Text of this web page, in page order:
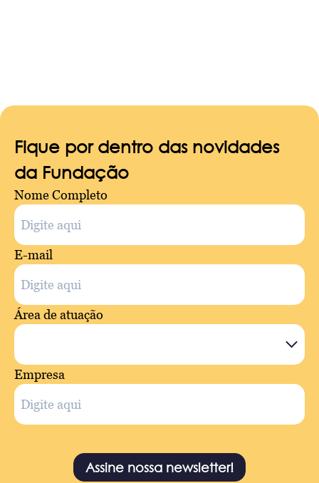
Fique por dentro das novidades
da Fundação
Nome Completo
E-mail
Área de atuação
Empresa
Assine nossa newsletter!